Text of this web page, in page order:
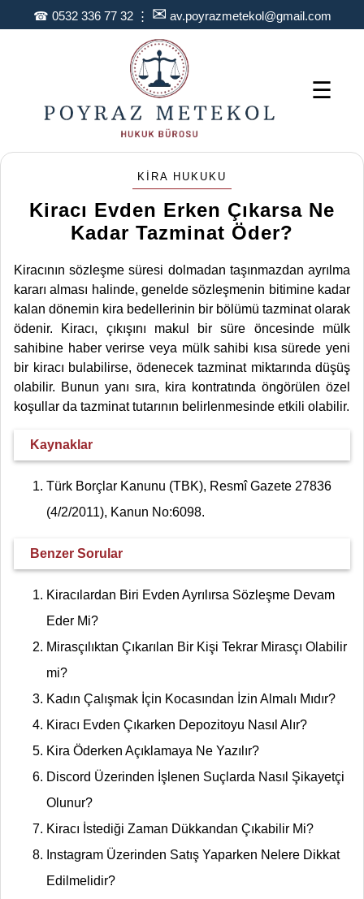
☎ 0532 336 77 32⋮ ✉ av.poyrazmetekol@gmail.com
☰
KIRA HUKUKU
Kiracı Evden Erken Çıkarsa Ne
Kadar Tazminat Öder?
Kiracının sözleşme süresi dolmadan taşınmazdan ayrılma
kararı alması halinde, genelde sözleşmenin bitimine kadar
kalan dönemin kira bedellerinin bir bölümü tazminat olarak
ödenir. Kiracı, çıkışını makul bir süre öncesinde mülk
sahibine haber verirse veya mülk sahibi kısa sürede yeni
bir kiracı bulabilirse, ödenecek tazminat miktarında düşüş
olabilir. Bunun yanı sıra, kira kontratında öngörülen özel
koşullar da tazminat tutarının belirlenmesinde etkili olabilir.
Kaynaklar
Türk Borçlar Kanunu (TBK), Resmî Gazete 27836
(4/2/2011), Kanun No:6098.
Benzer Sorular
Kiracılardan Biri Evden Ayrılırsa Sözleşme Devam
Eder Mi?
Mirasçılıktan Çıkarılan Bir Kişi Tekrar Mirasçı Olabilir
mi?
Kadın Çalışmak İçin Kocasından İzin Almalı Mıdır?
Kiracı Evden Çıkarken Depozitoyu Nasıl Alır?
Kira Öderken Açıklamaya Ne Yazılır?
Discord Üzerinden İşlenen Suçlarda Nasıl Şikayetçi
Olunur?
Kiracı İstediği Zaman Dükkandan Çıkabilir Mi?
Instagram Üzerinden Satış Yaparken Nelere Dikkat
Edilmelidir?